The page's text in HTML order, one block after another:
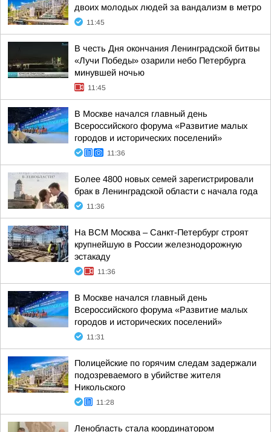
двоих молодых людей за вандализм в метро
11:45
В честь Дня окончания Ленинградской битвы
«Лучи Победы» озарили небо Петербурга
минувшей ночью
11:45
В Москве начался главный день
Всероссийского форума «Развитие малых
городов и исторических поселений»
11:36
Более 4800 новых семей зарегистрировали
брак в Ленинградской области с начала года
11:36
На ВСМ Москва – Санкт-Петербург строят
крупнейшую в России железнодорожную
эстакаду
11:36
В Москве начался главный день
Всероссийского форума «Развитие малых
городов и исторических поселений»
11:31
Полицейские по горячим следам задержали
подозреваемого в убийстве жителя
Никольского
11:28
Ленобласть стала координатором